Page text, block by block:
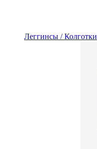
Леггинсы / Колготки